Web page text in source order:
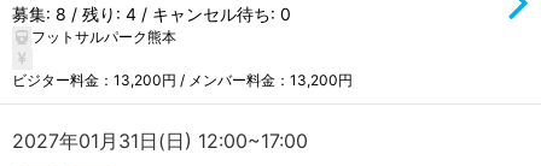
募集: 8 / 残り: 4 / キャンセル待ち: 0
フットサルパーク熊本
ビジター料金：13,200円 / メンバー料金：13,200円
2027年01月31日(日) 12:00~17:00